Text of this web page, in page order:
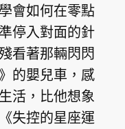
會如何在零點
停入對面的針
看著那輛閃閃
的嬰兒車，感
活，比他想象
失控的星座運